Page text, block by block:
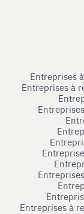
Entreprises
Entreprises à
Entreprises à